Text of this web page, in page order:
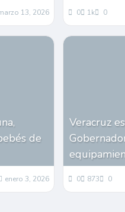
13, 2026 0 1k 0
de
enero 3, 2026
Veracruz
0 873 0